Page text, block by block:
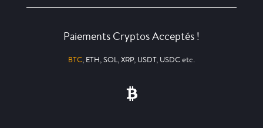
Paiements Cryptos Acceptés !
BTC, ETH, SOL, XRP, USDT, USDC etc.